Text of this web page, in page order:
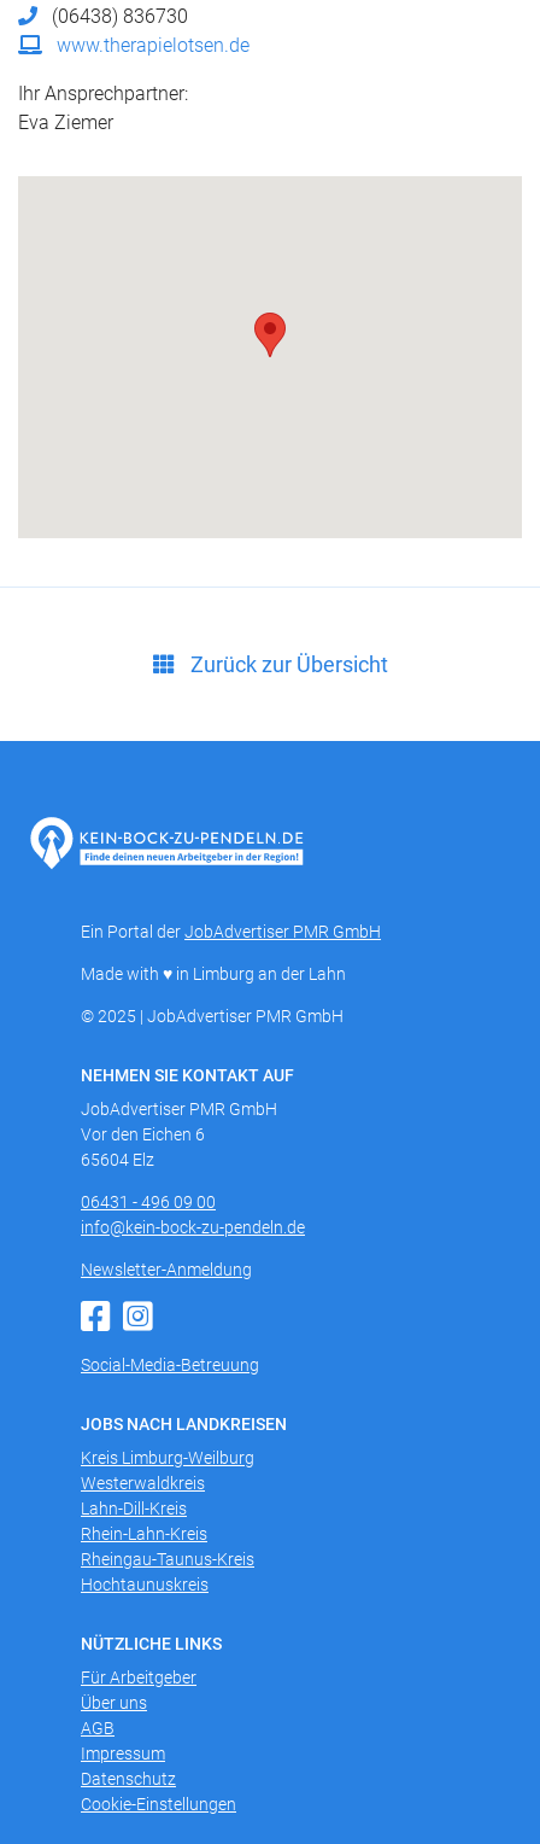
(06438) 836730
www.therapielotsen.de
Ihr Ansprechpartner:
Eva Ziemer
Zurück zur Übersicht
Ein Portal derJobAdvertiser PMR GmbH
Made with ♥ in Limburg an der Lahn
© 2025 | JobAdvertiser PMR GmbH
NEHMEN SIE KONTAKT AUF
JobAdvertiser PMR GmbH
Vor den Eichen 6
65604 Elz
06431 - 496 09 00
info@kein-bock-zu-pendeln.de
Newsletter-Anmeldung
Social-Media-Betreuung
JOBS NACH LANDKREISEN
Kreis Limburg-Weilburg
Westerwaldkreis
Lahn-Dill-Kreis
Rhein-Lahn-Kreis
Rheingau-Taunus-Kreis
Hochtaunuskreis
NÜTZLICHE LINKS
Für Arbeitgeber
Über uns
AGB
Impressum
Datenschutz
Cookie-Einstellungen